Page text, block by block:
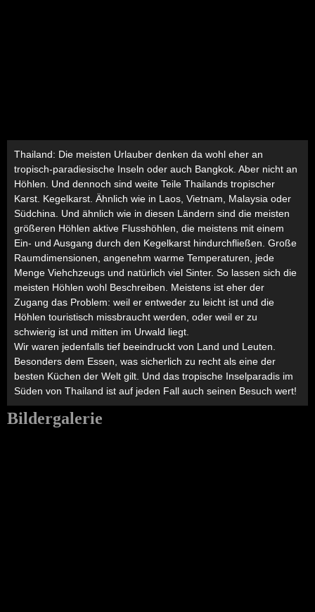
Thailand: Die meisten Urlauber denken da wohl eher an
tropisch-paradiesische Inseln oder auch Bangkok. Aber nicht an
Höhlen. Und dennoch sind weite Teile Thailands tropischer
Karst. Kegelkarst. Ähnlich wie in Laos, Vietnam, Malaysia oder
Südchina. Und ähnlich wie in diesen Ländern sind die meisten
größeren Höhlen aktive Flusshöhlen, die meistens mit einem
Ein- und Ausgang durch den Kegelkarst hindurchfließen. Große
Raumdimensionen, angenehm warme Temperaturen, jede
Menge Viehchzeugs und natürlich viel Sinter. So lassen sich die
meisten Höhlen wohl Beschreiben. Meistens ist eher der
Zugang das Problem: weil er entweder zu leicht ist und die
Höhlen touristisch missbraucht werden, oder weil er zu
schwierig ist und mitten im Urwald liegt.
Wir waren jedenfalls tief beeindruckt von Land und Leuten.
Besonders dem Essen, was sicherlich zu recht als eine der
besten Küchen der Welt gilt. Und das tropische Inselparadis im
Süden von Thailand ist auf jeden Fall auch seinen Besuch wert!
Bildergalerie